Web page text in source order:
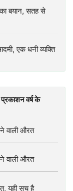
बयान, सतह से
एक धनी व्यक्ति
प्रकाशन वर्ष के
वाली औरत
वाली औरत
यही सच है